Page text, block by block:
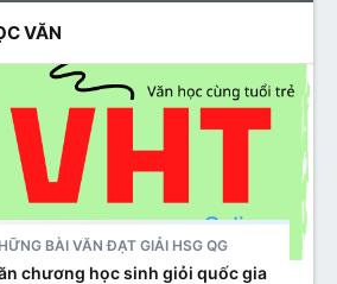
VĂN
BÀI VĂN ĐẠT GIẢI HSG QG
chương học sinh giỏi quốc gia